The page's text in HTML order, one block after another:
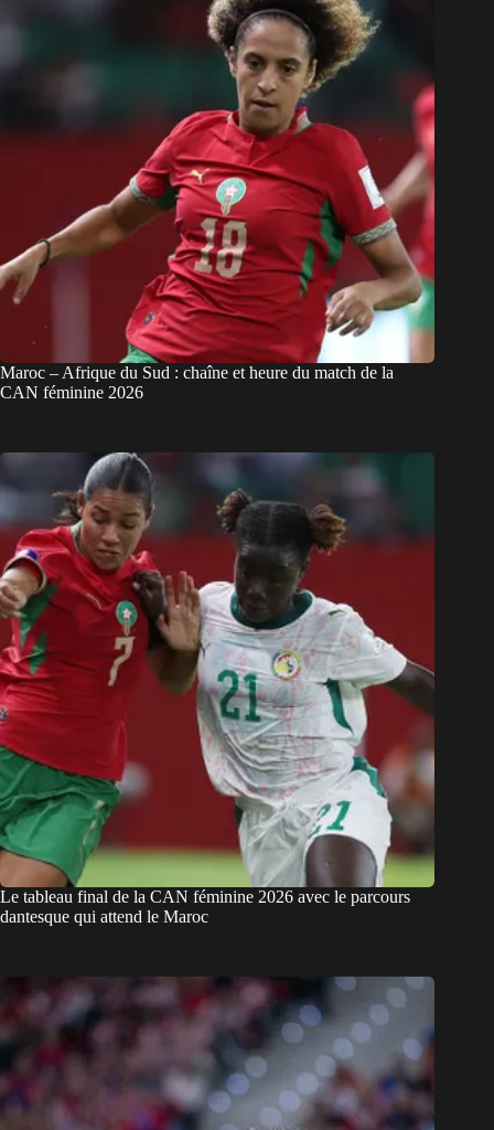
Maroc – Afrique du Sud : chaîne et heure du match de la
CAN féminine 2026
Le tableau final de la CAN féminine 2026 avec le parcours
dantesque qui attend le Maroc